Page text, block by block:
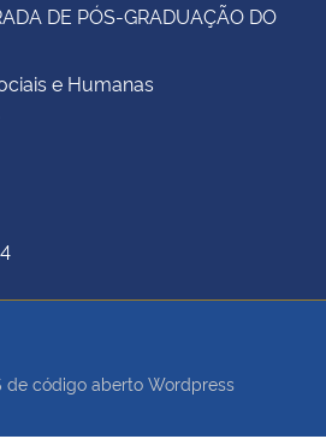
DE PÓS-GRADUAÇÃO DO
e Humanas
de código aberto Wordpress